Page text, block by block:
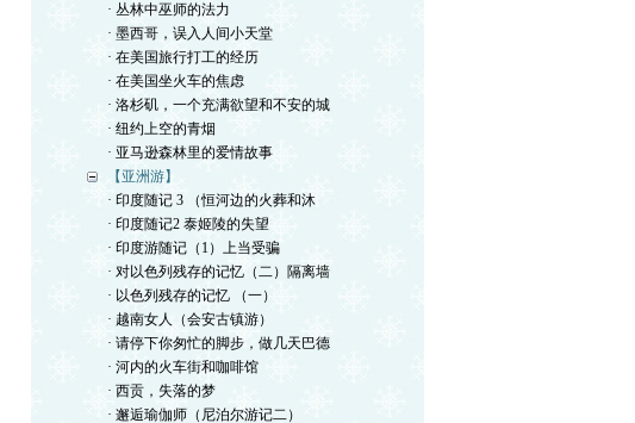
· 丛林中巫师的法力
· 墨西哥，误入人间小天堂
· 在美国旅行打工的经历
· 在美国坐火车的焦虑
· 洛杉矶，一个充满欲望和不安的城
· 纽约上空的青烟
· 亚马逊森林里的爱情故事
【亚洲游】
· 印度随记 3 （恒河边的火葬和沐
· 印度随记2 泰姬陵的失望
· 印度游随记（1）上当受骗
· 对以色列残存的记忆（二）隔离墙
· 以色列残存的记忆 （一）
· 越南女人（会安古镇游）
· 请停下你匆忙的脚步，做几天巴德
· 河内的火车街和咖啡馆
· 西贡，失落的梦
· 邂逅瑜伽师（尼泊尔游记二）